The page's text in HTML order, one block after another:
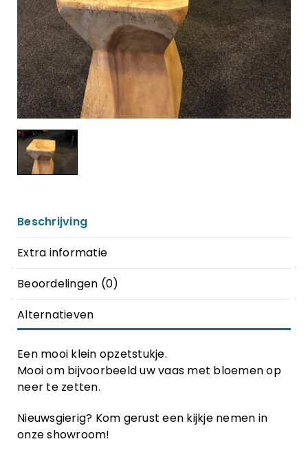
Beschrijving
Extra informatie
Beoordelingen (0)
Alternatieven
Een mooi klein opzetstukje.
Mooi om bijvoorbeeld uw vaas met bloemen op
neer te zetten.
Nieuwsgierig? Kom gerust een kijkje nemen in
onze showroom!